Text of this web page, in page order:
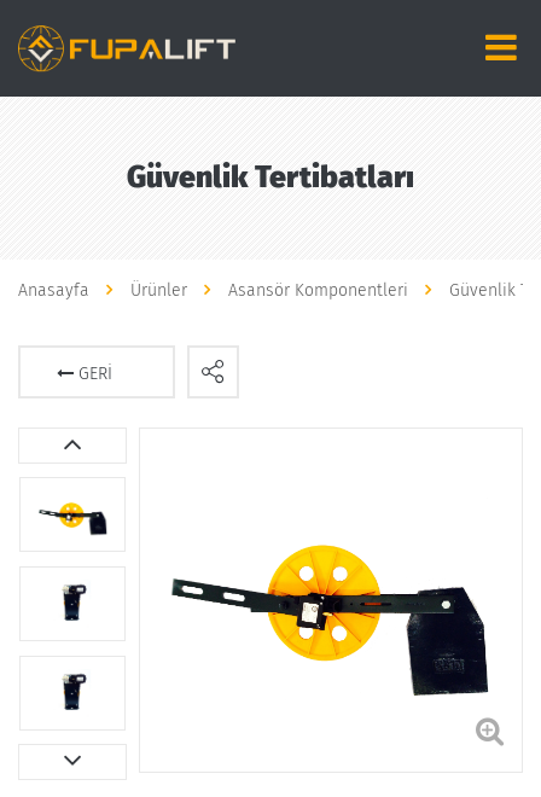
Güvenlik Tertibatları
Anasayfa Ürünler Asansör Komponentleri Güvenlik
GERI